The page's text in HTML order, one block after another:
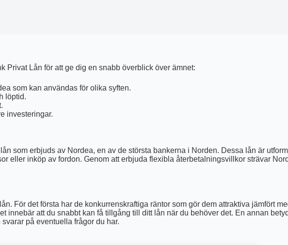
Privat Lån för att ge dig en snabb överblick över ämnet:
som kan användas för olika syften.
löptid.
investeringar.
som erbjuds av Nordea, en av de största bankerna i Norden. Dessa lån är
eller inköp av fordon. Genom att erbjuda flexibla återbetalningsvillkor strävar
För det första har de konkurrenskraftiga räntor som gör dem attraktiva jämfört
att du snabbt kan få tillgång till ditt lån när du behöver det. En annan
på eventuella frågor du har.